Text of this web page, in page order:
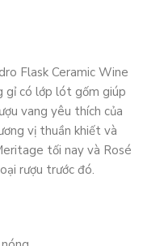
Flask Ceramic Wine
có lớp lót gốm giúp
vang yêu thích của
vị thuần khiết và
tối nay và Rosé
rượu trước đó.